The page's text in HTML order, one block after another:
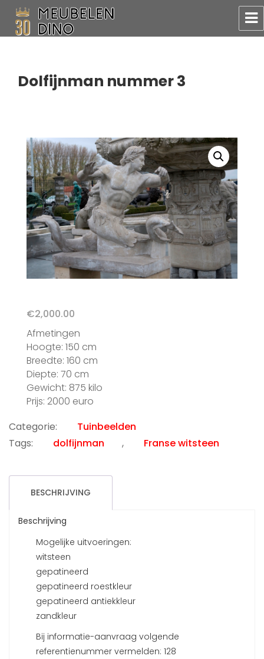
Dolfijnman nummer 3
€2,000.00
Afmetingen
Hoogte: 150 cm
Breedte: 160 cm
Diepte: 70 cm
Gewicht: 875 kilo
Prijs: 2000 euro
Categorie:
Tuinbeelden
Tags:
dolfijnman , Franse witsteen
BESCHRIJVING
Beschrijving
Mogelijke uitvoeringen:
witsteen
gepatineerd
gepatineerd roestkleur
gepatineerd antiekkleur
zandkleur
Bij informatie-aanvraag volgende
referentienummer vermelden: 128